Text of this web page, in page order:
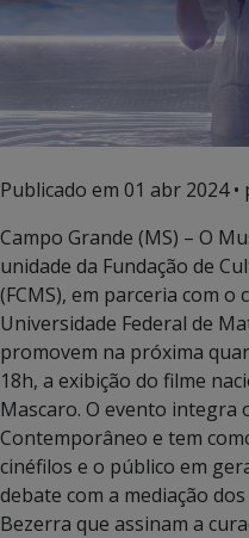
Publicado em 01 abr 2024•
Campo Grande (MS) – O
unidade da Fundação de
(FCMS), em parceria com o
Universidade Federal de
promovem na próxima
18h, a exibição do filme
Mascaro. O evento integra
Contemporâneo e tem
cinéfilos e o público em
debate com a mediação
Bezerra que assinam a